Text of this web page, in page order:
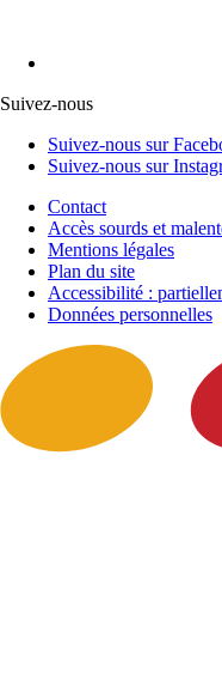
Suivez-nous
Suivez-nous sur
Suivez-nous sur
Contact
Accès sourds et
Mentions légales
Plan du site
Accessibilité :
Données personnelles